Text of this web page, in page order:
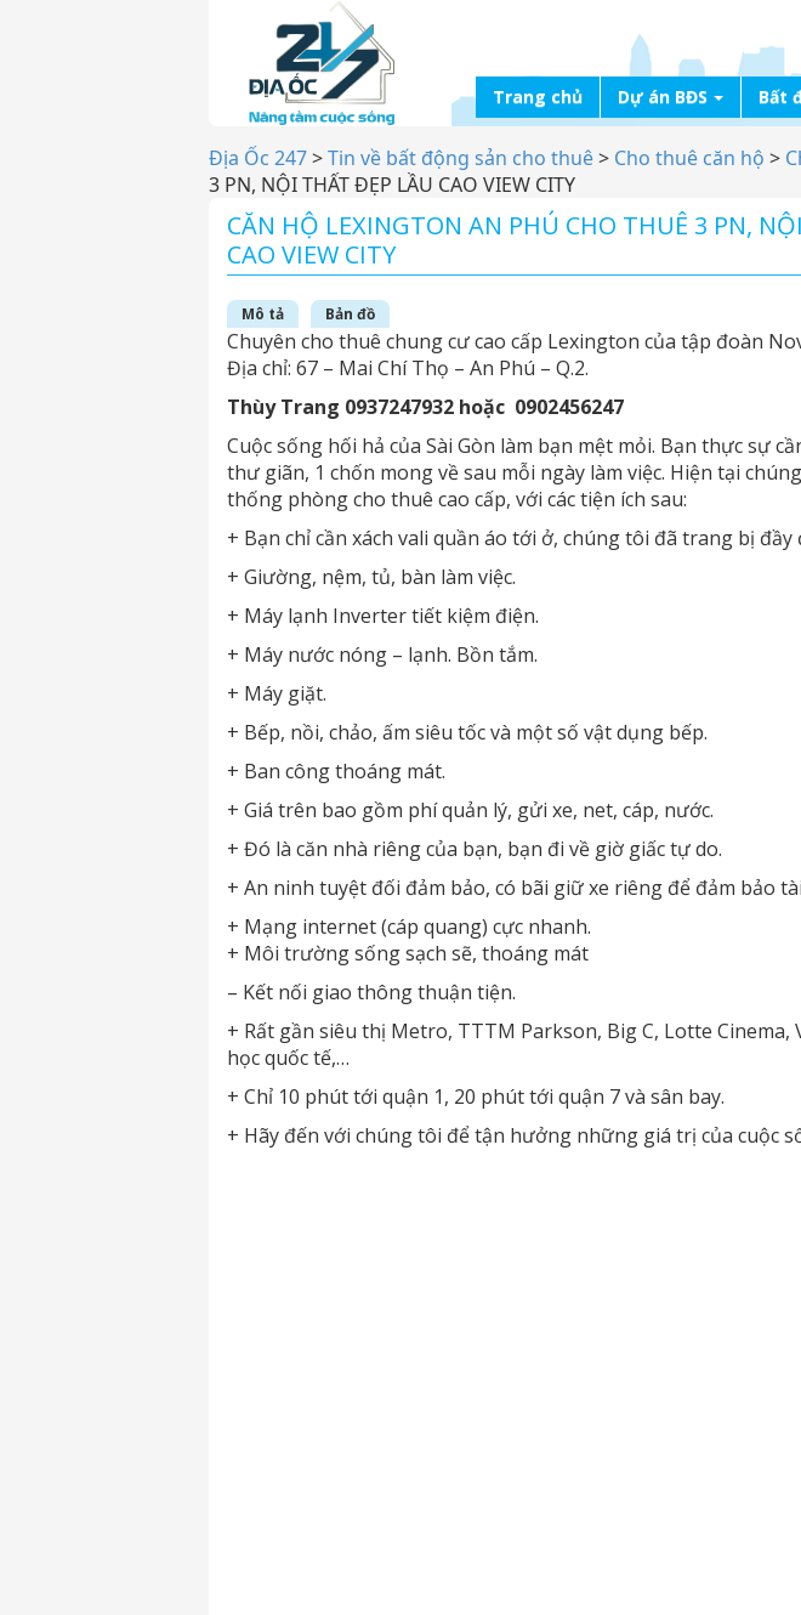
Trang chủ Dự án BĐS Bất
Địa Ốc 247>Tin về bất động sản cho thuê> Cho thuê căn hộ >
3 PN, NỘI THẤT ĐẸP LẦU CAO VIEW CITY
CĂN HỘ LEXINGTON AN PHÚ CHO THUÊ 3 PN,
CAO VIEW CITY
Mô tả Bản đồ
Chuyên cho thuê chung cư cao cấp Lexington của tập đoàn
Địa chỉ: 67 – Mai Chí Thọ – An Phú – Q.2.
Thùy Trang 0937247932 hoặc 0902456247
Cuộc sống hối hả của Sài Gòn làm bạn mệt mỏi. Bạn thực sự
thư giãn, 1 chốn mong về sau mỗi ngày làm việc. Hiện tại
thống phòng cho thuê cao cấp, với các tiện ích sau:
+ Bạn chỉ cần xách vali quần áo tới ở, chúng tôi đã trang bị đầy
+ Giường, nệm, tủ, bàn làm việc.
+ Máy lạnh Inverter tiết kiệm điện.
+ Máy nước nóng – lạnh. Bồn tắm.
+ Máy giặt.
+ Bếp, nồi, chảo, ấm siêu tốc và một số vật dụng bếp.
+ Ban công thoáng mát.
+ Giá trên bao gồm phí quản lý, gửi xe, net, cáp, nước.
+ Đó là căn nhà riêng của bạn, bạn đi về giờ giấc tự do.
+ An ninh tuyệt đối đảm bảo, có bãi giữ xe riêng để đảm bảo
+ Mạng internet (cáp quang) cực nhanh.
+ Môi trường sống sạch sẽ, thoáng mát
– Kết nối giao thông thuận tiện.
+ Rất gần siêu thị Metro, TTTM Parkson, Big C, Lotte Cinema,
học quốc tế,…
+ Chỉ 10 phút tới quận 1, 20 phút tới quận 7 và sân bay.
+ Hãy đến với chúng tôi để tận hưởng những giá trị của cuộc